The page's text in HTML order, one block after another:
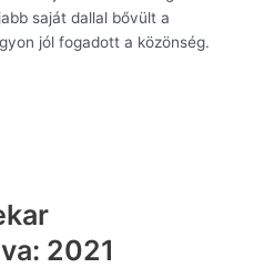
saját dallal bővült a
jól fogadott a közönség.
2021